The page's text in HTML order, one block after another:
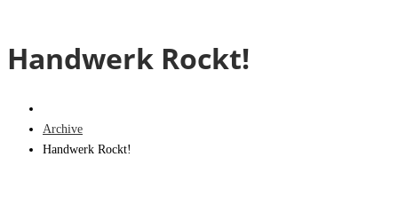
Handwerk Rockt!
Archive
Handwerk Rockt!